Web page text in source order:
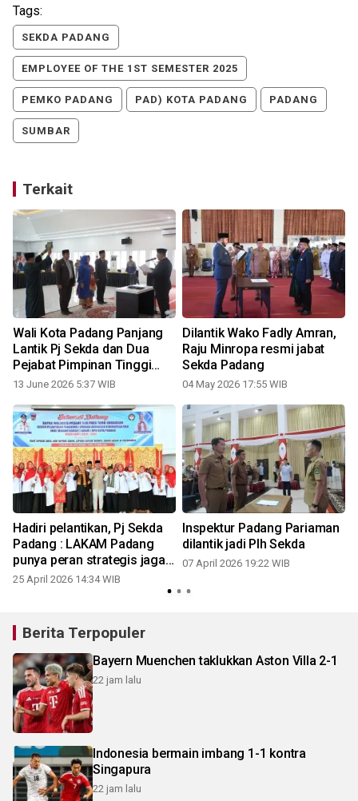
Tags:
SEKDA PADANG
EMPLOYEE OF THE 1ST SEMESTER 2025
PEMKO PADANG PAD) KOTA PADANG PADANG
SUMBAR
Terkait
Wali Kota Padang Panjang
Lantik Pj Sekda dan Dua
Pejabat Pimpinan Tinggi
Pratama
13 June 2026 5:37 WIB
Dilantik Wako Fadly Amran,
Raju Minropa resmi jabat
Sekda Padang
04 May 2026 17:55 WIB
Hadiri pelantikan, Pj Sekda
Padang : LAKAM Padang
punya peran strategis jaga
nilai adat budaya
25 April 2026 14:34 WIB
Inspektur Padang Pariaman
dilantik jadi Plh Sekda
07 April 2026 19:22 WIB
Berita Terpopuler
Bayern Muenchen taklukkan Aston Villa 2-1
22 jam lalu
Indonesia bermain imbang 1-1 kontra
Singapura
22 jam lalu